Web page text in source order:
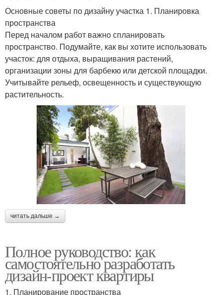
Основные советы по дизайну участка 1. Планировка
пространства
Перед началом работ важно спланировать
пространство. Подумайте, как вы хотите использовать
участок: для отдыха, выращивания растений,
организации зоны для барбекю или детской площадки.
Учитывайте рельеф, освещенность и существующую
растительность.
читать дальше →
Полное руководство: как
самостоятельно разработать
дизайн-проект квартиры
1. Планирование пространства